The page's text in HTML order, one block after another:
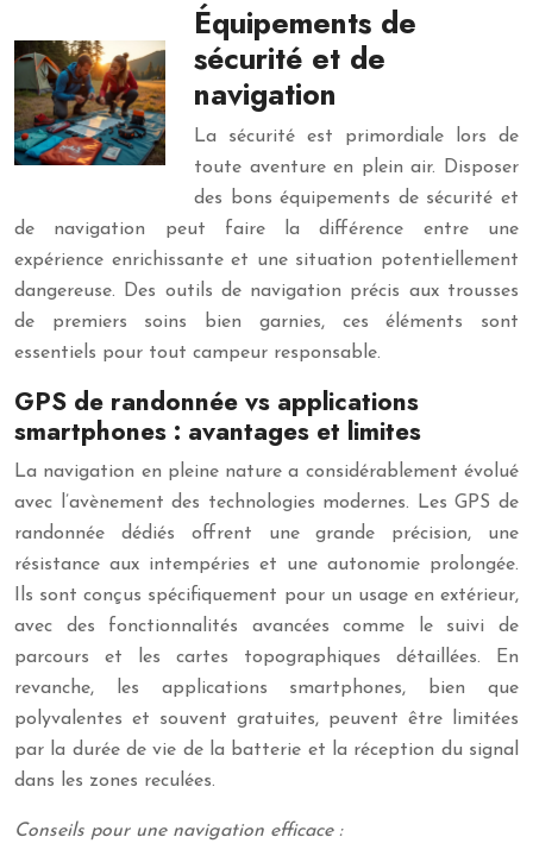
Équipements de
sécurité et de
navigation
La sécurité est primordiale lors de
toute aventure en plein air. Disposer
des bons équipements de sécurité et
de navigation peut faire la différence entre une
expérience enrichissante et une situation potentiellement
dangereuse. Des outils de navigation précis aux trousses
de premiers soins bien garnies, ces éléments sont
essentiels pour tout campeur responsable.
GPS de randonnée vs applications
smartphones : avantages et limites
La navigation en pleine nature a considérablement évolué
avec l’avènement des technologies modernes. Les GPS de
randonnée dédiés offrent une grande précision, une
résistance aux intempéries et une autonomie prolongée.
Ils sont conçus spécifiquement pour un usage en extérieur,
avec des fonctionnalités avancées comme le suivi de
parcours et les cartes topographiques détaillées. En
revanche, les applications smartphones, bien que
polyvalentes et souvent gratuites, peuvent être limitées
par la durée de vie de la batterie et la réception du signal
dans les zones reculées.
Conseils pour une navigation efficace :